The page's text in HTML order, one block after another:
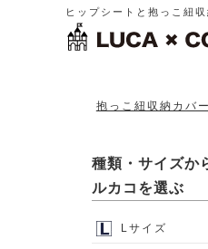
ヒップシートと抱っこ紐
抱っこ紐収納カバ
種類・サイズか
ルカコを選ぶ
Lサイズ